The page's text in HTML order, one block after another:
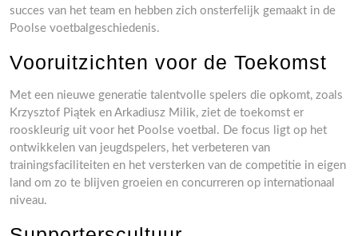
succes van het team en hebben zich onsterfelijk gemaakt in de
Poolse voetbalgeschiedenis.
Vooruitzichten voor de Toekomst
Met een nieuwe generatie talentvolle spelers die opkomt, zoals
Krzysztof Piątek en Arkadiusz Milik, ziet de toekomst er
rooskleurig uit voor het Poolse voetbal. De focus ligt op het
ontwikkelen van jeugdspelers, het verbeteren van
trainingsfaciliteiten en het versterken van de competitie in eigen
land om zo te blijven groeien en concurreren op internationaal
niveau.